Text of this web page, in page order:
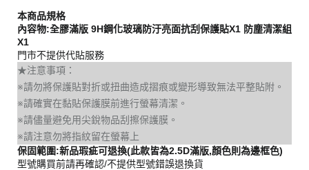
本商品規格
內容物:全膠滿版 9H鋼化玻璃防汙亮面抗刮保護貼X1 防塵清潔組
X1
門市不提供代貼服務
★注意事項：
※請勿將保護貼對折或扭曲造成摺痕或變形導致無法平整貼附。
※請確實在黏貼保護膜前進行螢幕清潔。
※請儘量避免用尖銳物品刮擦保護膜。
※請注意勿將指紋留在螢幕上
保固範圍:新品瑕疵可退換(此款皆為2.5D滿版,顏色則為邊框色)
型號購買前請再確認/不提供型號錯誤退換貨